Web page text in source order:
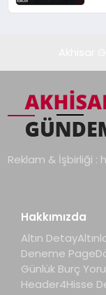
Reklam & İşbirliği :
Hakkımızda
Altın Detay
Deneme Page
Günlük Burç
Header4Hisse